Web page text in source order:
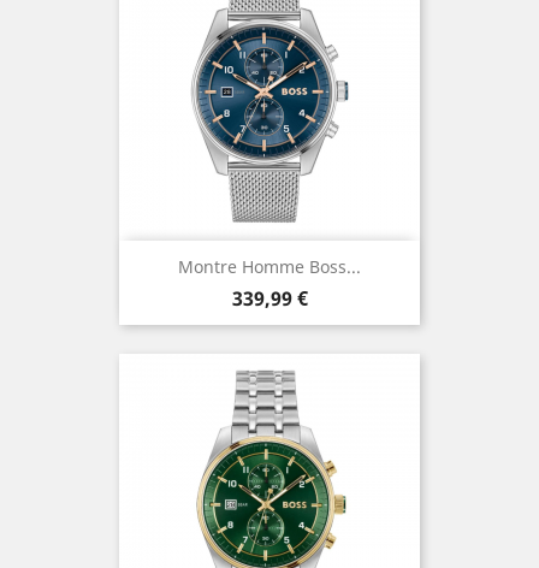
Montre Homme Boss...
Prix
339,99 €